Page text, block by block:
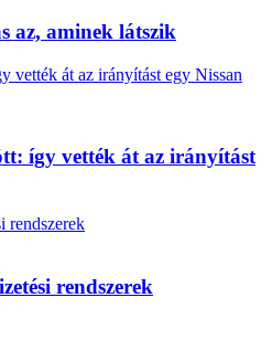
az, aminek látszik
így vették át az irányítást
rendszerek